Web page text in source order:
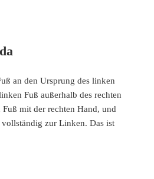
an den Ursprung des linken
Fuß außerhalb des rechten
mit der rechten Hand, und
zur Linken. Das ist